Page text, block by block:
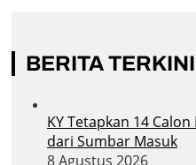
BERITA TERKINI
KY Tetapkan 14
dari Sumbar Masuk
8 Agustus 2026